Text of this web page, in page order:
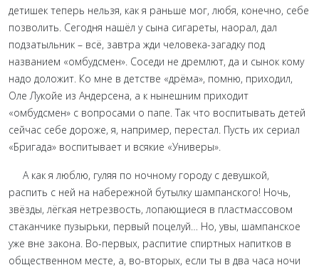
детишек теперь нельзя, как я раньше мог, любя, конечно, себе
позволить. Сегодня нашёл у сына сигареты, наорал, дал
подзатыльник – всё, завтра жди человека-загадку под
названием «омбудсмен». Соседи не дремлют, да и сынок кому
надо доложит. Ко мне в детстве «дрёма», помню, приходил,
Оле Лукойе из Андерсена, а к нынешним приходит
«омбудсмен» с вопросами о папе. Так что воспитывать детей
сейчас себе дороже, я, например, перестал. Пусть их сериал
«Бригада» воспитывает и всякие «Универы».
А как я люблю, гуляя по ночному городу с девушкой,
распить с ней на набережной бутылку шампанского! Ночь,
звёзды, лёгкая нетрезвость, лопающиеся в пластмассовом
стаканчике пузырьки, первый поцелуй… Но, увы, шампанское
уже вне закона. Во-первых, распитие спиртных напитков в
общественном месте, а, во-вторых, если ты в два часа ночи